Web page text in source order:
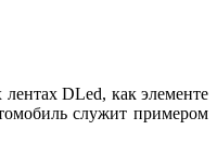
DLed, как элементе
служит примером